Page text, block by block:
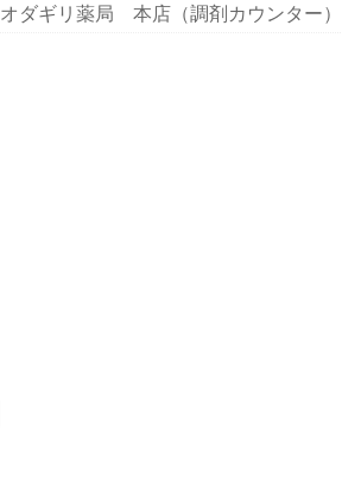
オダギリ薬局 本店（調剤カウンター）